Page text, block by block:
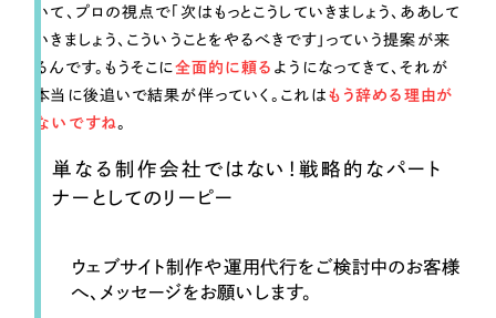
いて、プロの視点で「次はもっとこうしていきましょう、ああして
いきましょう、こういうことをやるべきです」っていう提案が来
るんです。もうそこに 全面的に頼る ようになってきて、それが
本当に後追いで結果が伴っていく。これは もう辞める理由が
ないですね 。
単なる制作会社ではない！戦略的なパート
ナーとしてのリーピー
ウェブサイト制作や運用代行をご検討中のお客様
へ、メッセージをお願いします。